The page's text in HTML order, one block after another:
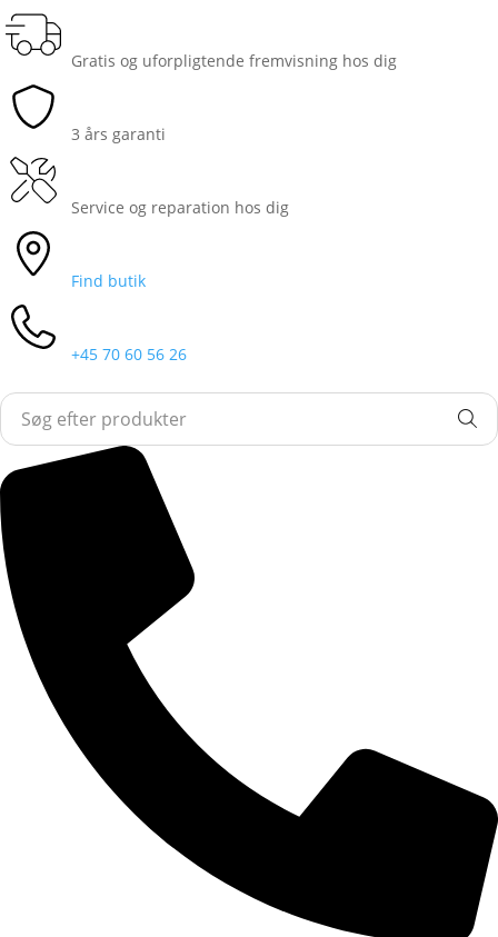
Gratis og uforpligtende fremvisning hos dig
3 års garanti
Service og reparation hos dig
Find butik
+45 70 60 56 26